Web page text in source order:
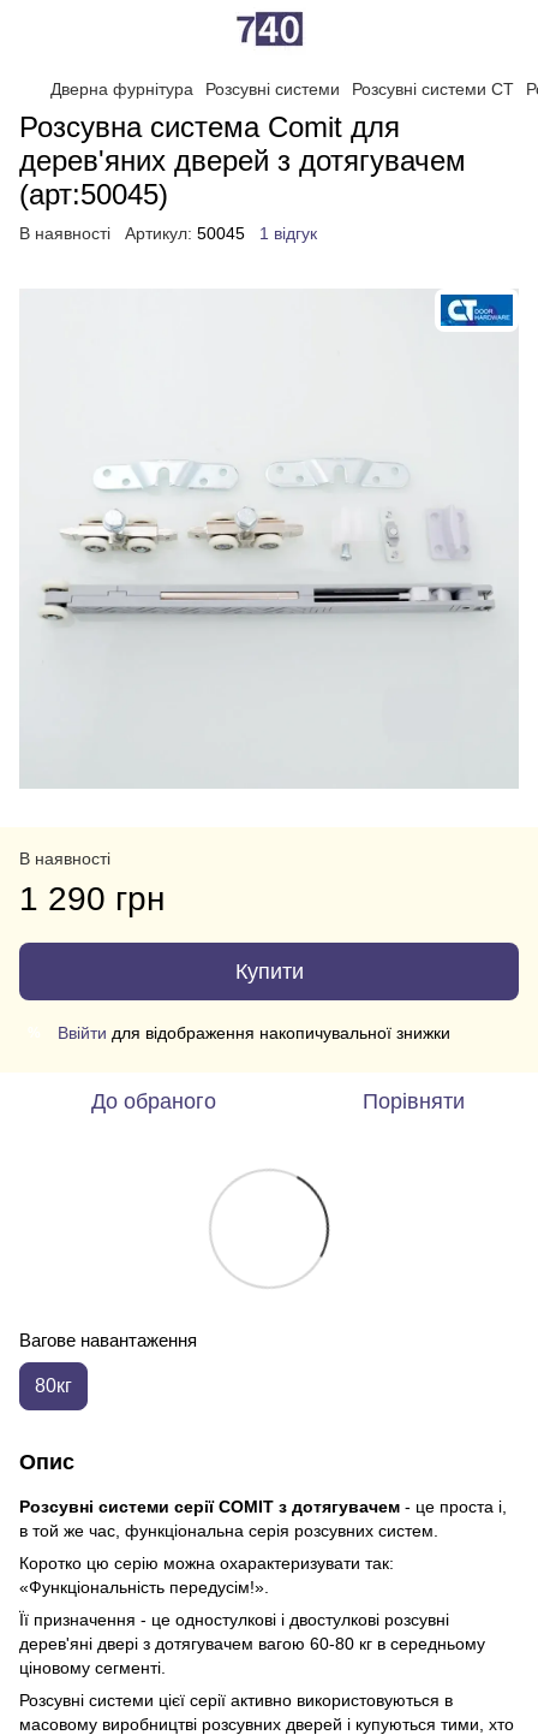
Дверна фурнітура Розсувні системи Розсувні системи CT
Розсувна система Comit для
дерев'яних дверей з дотягувачем
(арт:50045)
В наявності Артикул: 50045 1 відгук
В наявності
1 290 грн
Купити
Ввійти для відображення накопичувальної знижки
До обраного Порівняти
Вагове навантаження
80кг
Опис
Розсувні системи серії COMIT з дотягувачем - це проста і,
в той же час, функціональна серія розсувних систем.
Коротко цю серію можна охарактеризувати так:
«Функціональність передусім!».
Її призначення - це одностулкові і двостулкові розсувні
дерев'яні двері з дотягувачем вагою 60-80 кг в середньому
ціновому сегменті.
Розсувні системи цієї серії активно використовуються в
масовому виробництві розсувних дверей і купуються тими, хто